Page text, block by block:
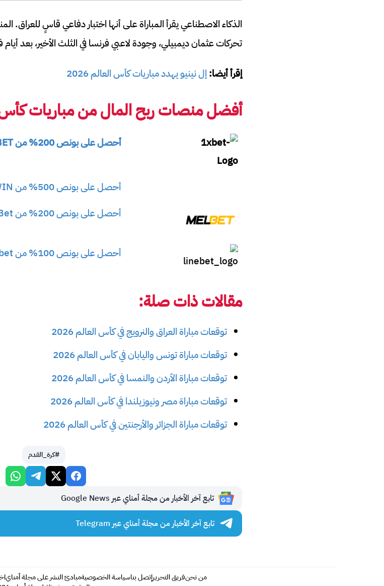
الذكاء الاصطناعي يقرأ المباراة على أنها اختبار دفاعي قاسٍ للعراق.
تحركات عثمان ديمبيلي، وجودة لاعبي فرنسا في الثلث الأخير، بعد
إقرأ أيضا:إل نينيو يهدد مباريات كأس العالم 2026
أفضل منصات ربح المال من مباريات كأس
أحصل على بونص 200% من 1XBET
أحصل على بونص 500% من 1WIN
أحصل على بونص 200% من MelBet
أحصل على بونص 100% من Linebet
مقالات ذات صلة:
توقعات مباراة العراق والنرويج في كأس العالم 2026
توقعات مباراة تونس واليابان في كأس العالم 2026
توقعات مباراة الأردن والنمسا في كأس العالم 2026
توقعات مباراة مصر ونيوزيلندا في كأس العالم 2026
توقعات مباراة الجزائر والأرجنتين في كأس العالم 2026
#كرة_القدم
تابع آخر الأخبار من مجلة أمناي عبر Google News
تابع آخر الأخبار من مجلة أمناي عبر Telegram
من نحنفريق التحريرإتصل بناسياسة الخصوصيةمبادئ النشر على مجلة أمناي